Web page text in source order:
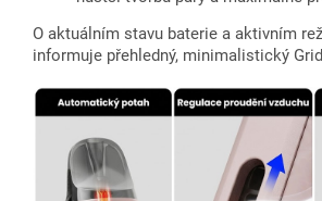
O aktuálním stavu baterie a aktivním
informuje přehledný, minimalistický